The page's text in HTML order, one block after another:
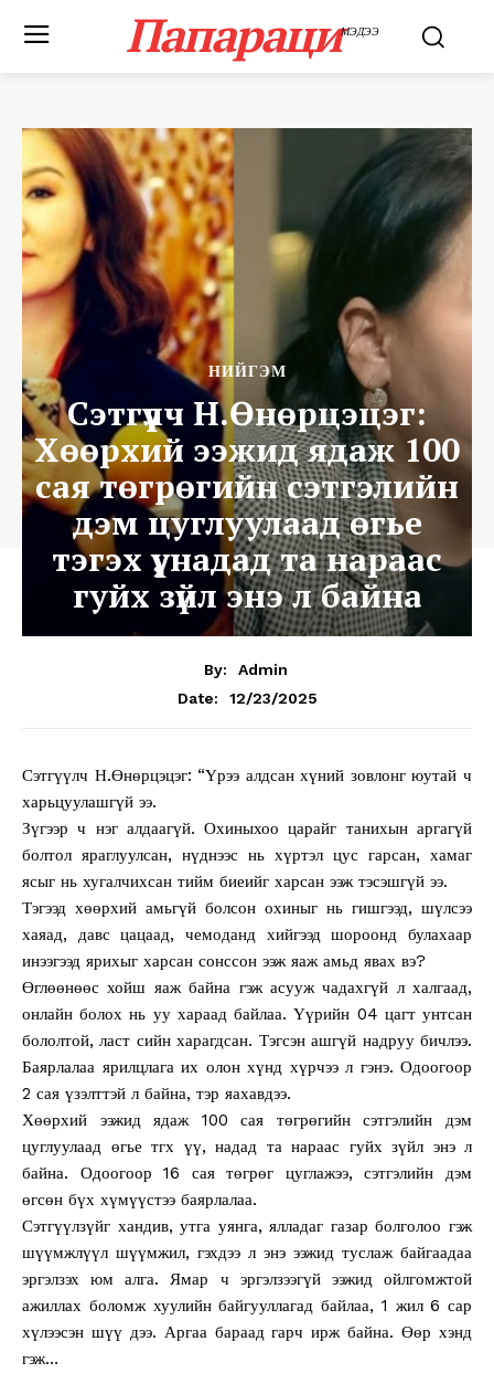
ПапарациМЭДЭЭ
НИЙГЭМ
Сэтгүүлч Н.Өнөрцэцэг:
Хөөрхий ээжид ядаж 100
сая төгрөгийн сэтгэлийн
дэм цуглуулаад өгье
тэгэх үү, надад та нараас
гуйх зүйл энэ л байна
By:
Admin
Date:
12/23/2025
Сэтгүүлч Н.Өнөрцэцэг: “Үрээ алдсан хүний зовлонг юутай ч
харьцуулашгүй ээ.
Зүгээр ч нэг алдаагүй. Охиныхоо царайг танихын аргагүй
болтол яраглуулсан, нүднээс нь хүртэл цус гарсан, хамаг
ясыг нь хугалчихсан тийм биеийг харсан ээж тэсэшгүй ээ.
Тэгээд хөөрхий амьгүй болсон охиныг нь гишгээд, шүлсээ
хаяад, давс цацаад, чемоданд хийгээд шороонд булахаар
инээгээд ярихыг харсан сонссон ээж яаж амьд явах вэ?
Өглөөнөөс хойш яаж байна гэж асууж чадахгүй л халгаад,
онлайн болох нь уу хараад байлаа. Үүрийн 04 цагт унтсан
бололтой, ласт сийн харагдсан. Тэгсэн ашгүй надруу бичлээ.
Баярлалаа ярилцлага их олон хүнд хүрчээ л гэнэ. Одоогоор
2 сая үзэлттэй л байна, тэр яахавдээ.
Хөөрхий ээжид ядаж 100 сая төгрөгийн сэтгэлийн дэм
цуглуулаад өгье тгх үү, надад та нараас гуйх зүйл энэ л
байна. Одоогоор 16 сая төгрөг цуглажээ, сэтгэлийн дэм
өгсөн бүх хүмүүстээ баярлалаа.
Сэтгүүлзүйг хандив, утга уянга, ялладаг газар болголоо гэж
шүүмжлүүл шүүмжил, гэхдээ л энэ ээжид туслаж байгаадаа
эргэлзэх юм алга. Ямар ч эргэлзээгүй ээжид ойлгомжтой
ажиллах боломж хуулийн байгууллагад байлаа, 1 жил 6 сар
хүлээсэн шүү дээ. Аргаа бараад гарч ирж байна. Өөр хэнд
гэж…